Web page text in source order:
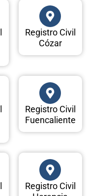
Registro Civil
Cózar
Registro Civil
Fuencaliente
Registro Civil